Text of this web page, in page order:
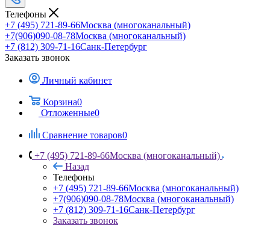
Телефоны
+7 (495) 721-89-66Москва (многоканальный)
+7(906)090-08-78Москва (многоканальный)
+7 (812) 309-71-16Санк-Петербург
Заказать звонок
Личный кабинет
Корзина0
Отложенные0
Сравнение товаров0
+7 (495) 721-89-66Москва (многоканальный)
Назад
Телефоны
+7 (495) 721-89-66Москва (многоканальный)
+7(906)090-08-78Москва (многоканальный)
+7 (812) 309-71-16Санк-Петербург
Заказать звонок